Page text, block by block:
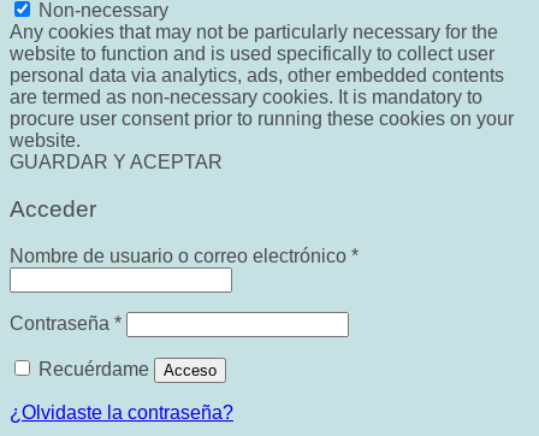
Non-necessary
Any cookies that may not be particularly necessary for the
website to function and is used specifically to collect user
personal data via analytics, ads, other embedded contents
are termed as non-necessary cookies. It is mandatory to
procure user consent prior to running these cookies on your
website.
GUARDAR Y ACEPTAR
Acceder
Nombre de usuario o correo electrónico *Obligatorio
Contraseña *Obligatorio
Recuérdame Acceso
¿Olvidaste la contraseña?